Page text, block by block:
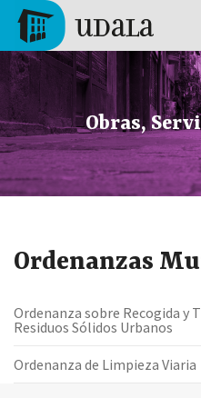
Pasar al contenido principal
Tolosa
Obras,
Ordenanzas
Ordenanza sobre Recogida y
Residuos Sólidos Urbanos
Ordenanza de Limpieza Viaria